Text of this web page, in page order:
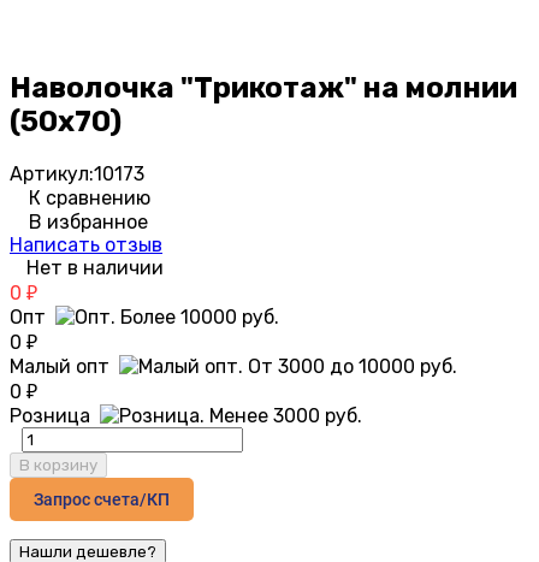
Наволочка "Трикотаж" на молнии
(50х70)
Артикул:10173
К сравнению
В избранное
Написать отзыв
Нет в наличии
0 ₽
Опт
0 ₽
Малый опт
0 ₽
Розница
В корзину
Запрос счета/КП